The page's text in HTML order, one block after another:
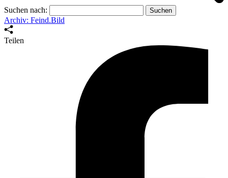
Suchen nach:
Archiv: Feind.Bild
Teilen